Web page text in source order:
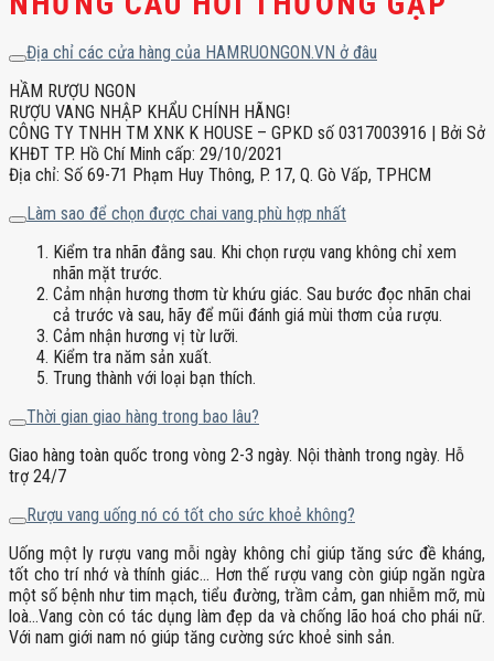
Địa chỉ các cửa hàng của HAMRUONGON.VN ở đâu
HẦM RƯỢU NGON
RƯỢU VANG NHẬP KHẨU CHÍNH HÃNG!
CÔNG TY TNHH TM XNK K HOUSE – GPKD số 0317003916 | Bởi Sở
KHĐT TP. Hồ Chí Minh cấp: 29/10/2021
Địa chỉ: Số 69-71 Phạm Huy Thông, P. 17, Q. Gò Vấp, TPHCM
Làm sao để chọn được chai vang phù hợp nhất
Kiểm tra nhãn đằng sau. Khi chọn rượu vang không chỉ xem
nhãn mặt trước.
Cảm nhận hương thơm từ khứu giác. Sau bước đọc nhãn chai
cả trước và sau, hãy để mũi đánh giá mùi thơm của rượu.
Cảm nhận hương vị từ lưỡi.
Kiểm tra năm sản xuất.
Trung thành với loại bạn thích.
Thời gian giao hàng trong bao lâu?
Giao hàng toàn quốc trong vòng 2-3 ngày. Nội thành trong ngày. Hỗ
trợ 24/7
Rượu vang uống nó có tốt cho sức khoẻ không?
Uống một ly rượu vang mỗi ngày không chỉ giúp tăng sức đề kháng,
tốt cho trí nhớ và thính giác… Hơn thế rượu vang còn giúp ngăn ngừa
một số bệnh như tim mạch, tiểu đường, trầm cảm, gan nhiễm mỡ, mù
loà…Vang còn có tác dụng làm đẹp da và chống lão hoá cho phái nữ.
Với nam giới nam nó giúp tăng cường sức khoẻ sinh sản.